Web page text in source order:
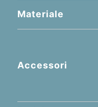
Materiale
Accessori